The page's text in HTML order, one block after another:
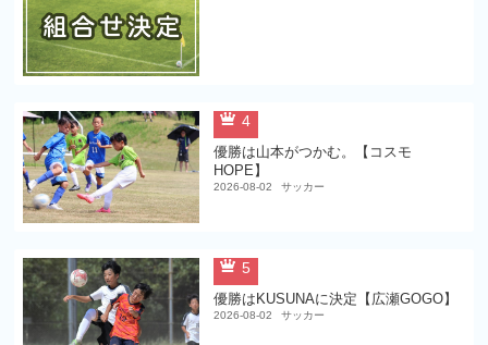
4
優勝は山本がつかむ。【コスモ
HOPE】
2026-08-02 サッカー
5
優勝はKUSUNAに決定【広瀬GOGO】
2026-08-02 サッカー